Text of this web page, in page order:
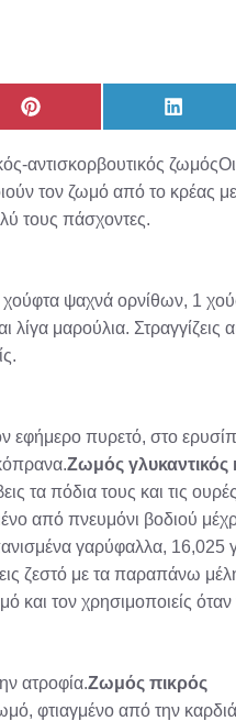
Share
on
Share
on
αντισκορβουτικός
τον ζωμό από το κρέας
τους πάσχοντες.
ψαχνά ορνίθων, 1
λίγα μαρούλια.
εφήμερο πυρετό, στο
Ζωμός γλυκαντικός
τα πόδια τους και τις
από πνευμόνι βοδιού
γαρύφαλλα, 16,025
ζεστό με τα παραπάνω
και τον χρησιμοποιείς
ατροφία.Ζωμός πικρός
φτιαγμένο από την